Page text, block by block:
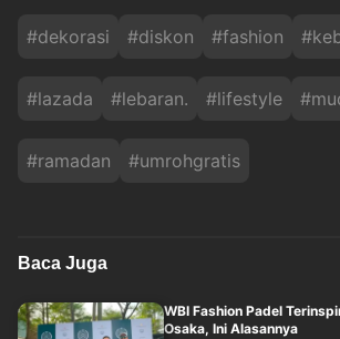
#dekorasi #diskon #fashion #
#lazada #lebaran. #lifestyle #
#ramadan #umrohgratis
Baca Juga
WBI Fashion Padel
Osaka, Ini Alasannya